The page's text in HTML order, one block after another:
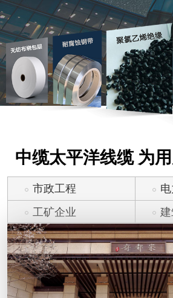
中缆太平洋线缆 为
市政工程
电
工矿企业
建